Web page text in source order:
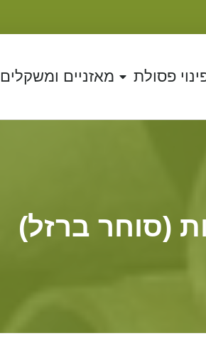
פסולת מאזניים ומשקלים
(סוחר ברזל)